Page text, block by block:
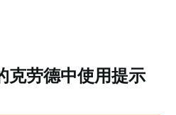
克劳德中使用提示